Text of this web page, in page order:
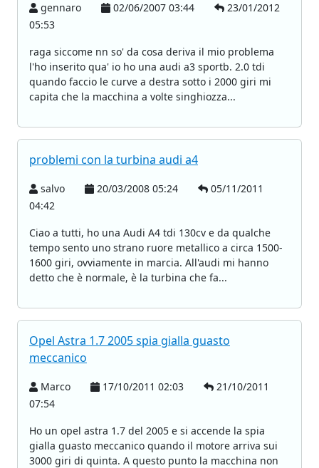
gennaro 02/06/2007 03:44
23/01/2012
05:53
raga siccome nn so' da cosa deriva il mio problema
l'ho inserito qua' io ho una audi a3 sportb. 2.0 tdi
quando faccio le curve a destra sotto i 2000 giri mi
capita che la macchina a volte singhiozza...
problemi con la turbina audi a4
salvo 20/03/2008 05:24
05/11/2011
04:42
Ciao a tutti, ho una Audi A4 tdi 130cv e da qualche
tempo sento uno strano ruore metallico a circa 1500-
1600 giri, ovviamente in marcia. All'audi mi hanno
detto che è normale, è la turbina che fa...
Opel Astra 1.7 2005 spia gialla guasto
meccanico
Marco 17/10/2011 02:03
21/10/2011
07:54
Ho un opel astra 1.7 del 2005 e si accende la spia
gialla guasto meccanico quando il motore arriva sui
3000 giri di quinta. A questo punto la macchina non